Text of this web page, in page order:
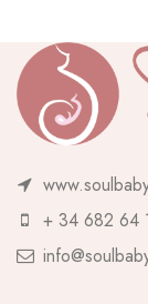
+ 34 682 64